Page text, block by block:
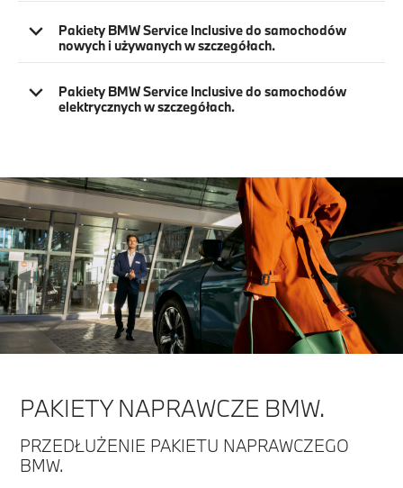
Pakiety BMW Service Inclusive do samochodów
nowych i używanych w szczegółach.
Pakiety BMW Service Inclusive do samochodów
elektrycznych w szczegółach.
PAKIETY NAPRAWCZE BMW.
PRZEDŁUŻENIE PAKIETU NAPRAWCZEGO
BMW.